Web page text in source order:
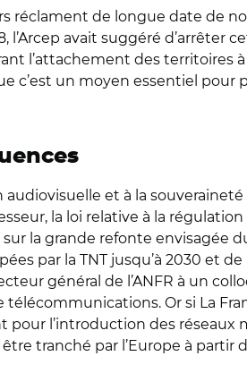
réclament de longue date de
l’Arcep avait suggéré d’arrêter
l’attachement des territoires à
c’est un moyen essentiel pour
et à la souveraineté
la loi relative à la
la grande refonte envisagée
par la TNT jusqu’à 2030 et
général de l’ANFR à un
Or si La
pour l’introduction des réseaux
tranché par l’Europe à partir